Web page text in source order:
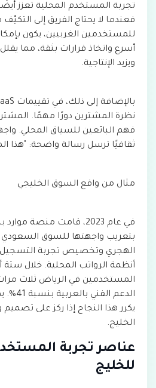
تجربة المستخدم المحلية تعزز
فعندما لا يحتاج الفريق إلى
للمستخدمين الغربيين، يكون
أسرع واتخاذ قرارات بثقة، مما
ويزيد الإنتاجية.
نظرة المشترين دورًا مهمًا.
فهم البائعين للسياق المحلي.
ثقافيًا ترسل رسالة واضحة: "هذا
مثال من واقع السوق الخليجي
في عام 2023، قامت منصة
بتعريب واجهتها للسوق السعودي
الهجري وتخصيص تجربة التسجيل
أنظمة الرواتب المحلية. خلال
المستخدمين في الرياض ثلاث
يكرر هذا النجاح إذا ركز على
الخليج.
عناصر تجربة
للخليج